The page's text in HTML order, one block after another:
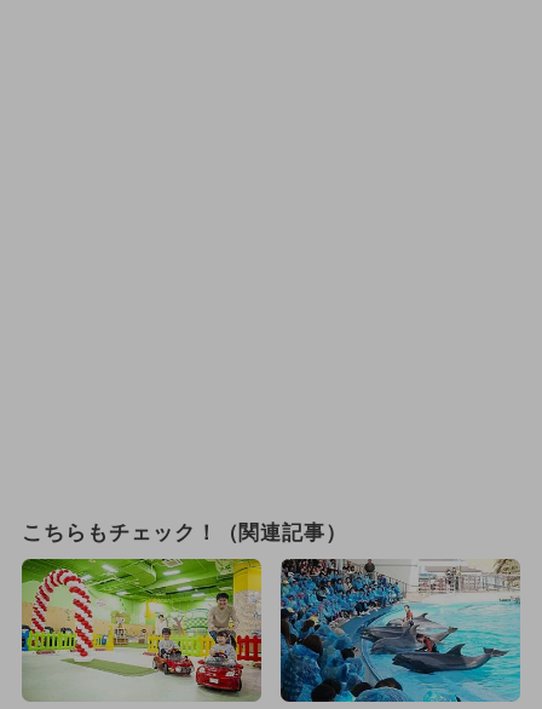
こちらもチェック！（関連記事）